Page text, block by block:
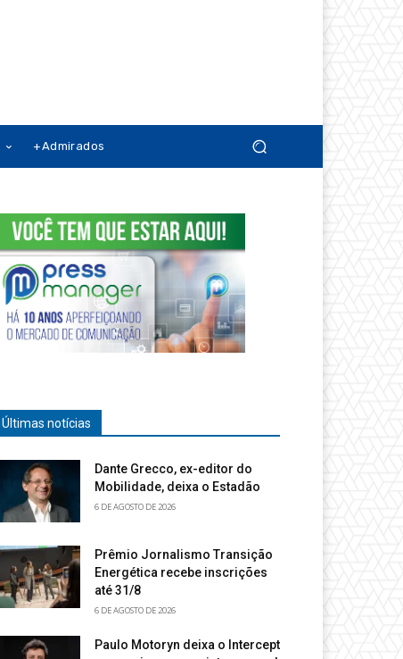
+Admirados
Últimas notícias
Dante Grecco, ex-editor do
Mobilidade, deixa o Estadão
6 DE AGOSTO DE 2026
Prêmio Jornalismo Transição
Energética recebe inscrições
até 31/8
6 DE AGOSTO DE 2026
Paulo Motoryn deixa o Intercept